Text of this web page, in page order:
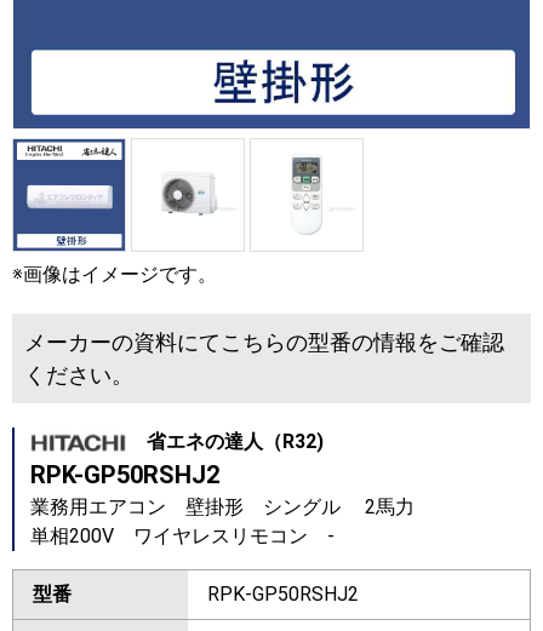
※画像はイメージです。
メーカーの資料にてこちらの型番の情報をご確認
ください。
省エネの達人（R32)
RPK-GP50RSHJ2
業務用エアコン 壁掛形 シングル 2馬力
単相200V ワイヤレスリモコン -
型番 RPK-GP50RSHJ2